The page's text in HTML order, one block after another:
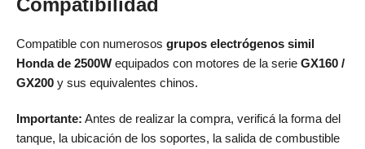
Compatible con numerosos grupos electrógenos simil
Honda de 2500W equipados con motores de la serie GX160 /
GX200 y sus equivalentes chinos.
Importante: Antes de realizar la compra, verificá la forma del
tanque, la ubicación de los soportes, la salida de combustible